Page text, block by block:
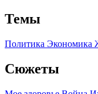
Темы
Политика Экономика
Сюжеты